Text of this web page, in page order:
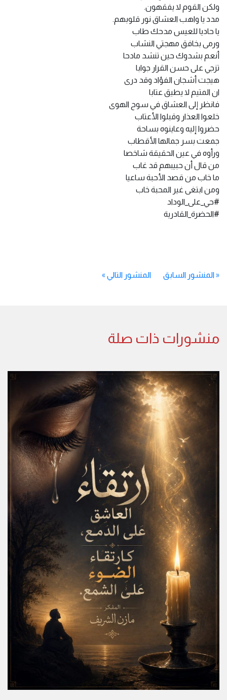
ولكن القوم لا يفقهون.
مدد يا واهب العشاق نور قلوبهم.
يا حاديا للعيس مدحك طاب
ورمى بخافق مهجتي النشاب
أنعم بشدوك حين تنشد مادحا
تزجي على حسن القرار جوابا
هيجت أشجان الفؤاد وقد درى
ان المتيم لا يطيق عتابا
فانظر إلى العشاق في سوح الهوى
خلعوا العذار وقبلوا الأعتاب
حضروا إليه وعاينوه بساحة
جمعت بسر جمالها الأقطاب
ورأوه في عين الحقيقة شاخصا
من قال أن حبيبهم قد غاب
ما خاب من قصد الأحبة ساعيا
ومن ابتغى غير المحبة خاب
#حي_على_الوداد
#الحضرة_القادرية
«المنشور السابق المنشور التالي »
منشورات ذات صلة